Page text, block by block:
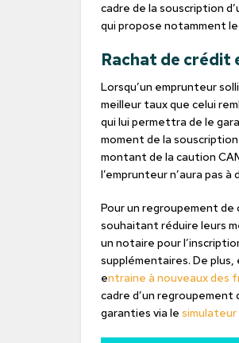
cadre de la souscription
qui propose notamment
Rachat de crédit
Lorsqu’un emprunteur
meilleur taux que celui
qui lui permettra de le
moment de la
montant de la caution
l’emprunteur n’aura pas
Pour un regroupement
souhaitant réduire leurs
un notaire pour
supplémentaires. De plus,
entraine à nouveaux des
cadre d’un
garanties via le